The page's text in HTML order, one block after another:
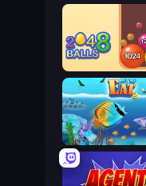
Crazy 2048 Balls